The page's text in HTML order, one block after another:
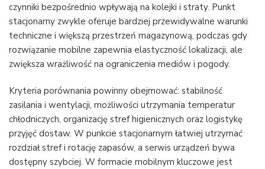
czynniki bezpośrednio wpływają na kolejki i straty. Punkt
stacjonarny zwykle oferuje bardziej przewidywalne warunki
techniczne i większą przestrzeń magazynową, podczas gdy
rozwiązanie mobilne zapewnia elastyczność lokalizacji, ale
zwiększa wrażliwość na ograniczenia mediów i pogody.
Kryteria porównania powinny obejmować: stabilność
zasilania i wentylacji, możliwości utrzymania temperatur
chłodniczych, organizację stref higienicznych oraz logistykę
przyjęć dostaw. W punkcie stacjonarnym łatwiej utrzymać
rozdział stref i rotację zapasów, a serwis urządzeń bywa
dostępny szybciej. W formacie mobilnym kluczowe jest